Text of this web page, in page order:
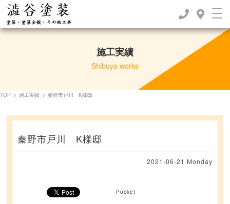
施工実績
Shibuya works
TOP > 施工実績 > 秦野市戸川 K様邸
秦野市戸川 K様邸
2021-06-21 Monday
Pocket